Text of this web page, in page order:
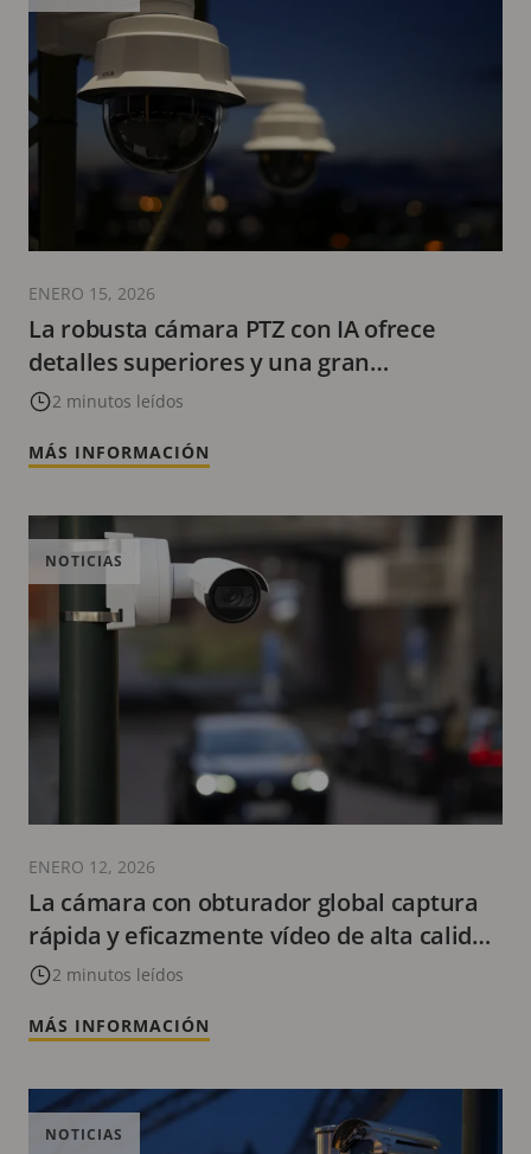
La robusta cámara PTZ con IA ofrece
detalles superiores y una gran
sensibilidad a la luz
2 minutos leídos
ENERO 15, 2026
MÁS INFORMACIÓN
La cámara con obturador global captura
rápida y eficazmente vídeo de alta calidad
sin concesiones
2 minutos leídos
NOTICIAS
ENERO 12, 2026
MÁS INFORMACIÓN
NOTICIAS